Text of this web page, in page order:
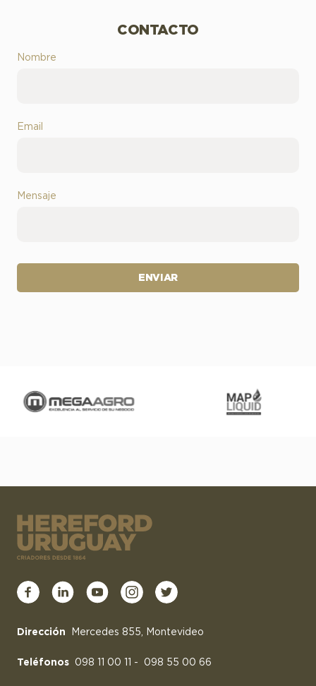
CONTACTO
Nombre
Email
Mensaje
ENVIAR
Dirección Mercedes 855, Montevideo
Teléfonos 098 11 00 11 - 098 55 00 66